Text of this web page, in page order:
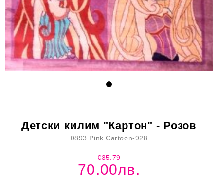
Детски килим "Картон" - Розов
0893 Pink Cartoon-928
€35.79
70.00лв.